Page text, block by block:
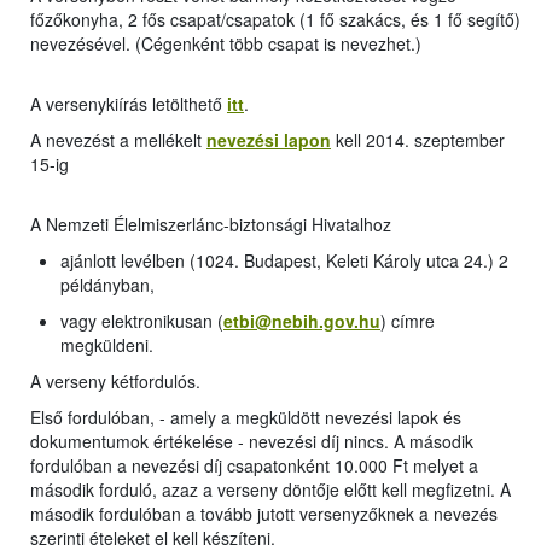
főzőkonyha, 2 fős csapat/csapatok (1 fő szakács, és 1 fő segítő)
nevezésével. (Cégenként több csapat is nevezhet.)
A versenykiírás letölthető itt.
A nevezést a mellékelt nevezési lapon kell 2014. szeptember
15-ig
A Nemzeti Élelmiszerlánc-biztonsági Hivatalhoz
ajánlott levélben (1024. Budapest, Keleti Károly utca 24.) 2
példányban,
vagy elektronikusan (etbi@nebih.gov.hu) címre
megküldeni.
A verseny kétfordulós.
Első fordulóban, - amely a megküldött nevezési lapok és
dokumentumok értékelése - nevezési díj nincs. A második
fordulóban a nevezési díj csapatonként 10.000 Ft melyet a
második forduló, azaz a verseny döntője előtt kell megfizetni. A
második fordulóban a tovább jutott versenyzőknek a nevezés
szerinti ételeket el kell készíteni.